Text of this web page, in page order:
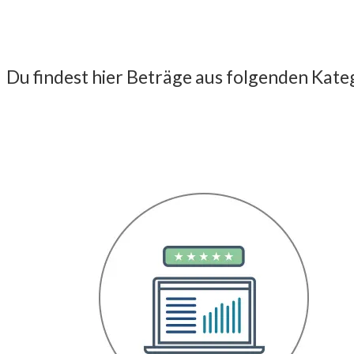
Du findest hier Beträge aus folgenden